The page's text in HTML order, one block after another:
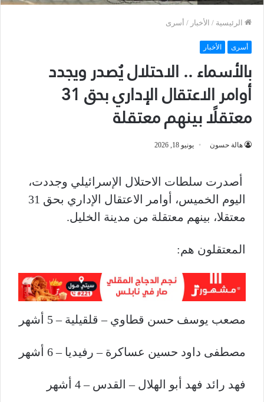
الرئيسية / الأخبار / أسرى
أسرى الأخبار
بالأسماء .. الاحتلال يُصدر ويجدد
أوامر الاعتقال الإداري بحق 31
معتقلًا بينهم معتقلة
هالة حسون يونيو 18, 2026
أصدرت سلطات الاحتلال الإسرائيلي وجددت،
اليوم الخميس، أوامر الاعتقال الإداري بحق 31
معتقلا، بينهم معتقلة من مدينة الخليل.
المعتقلون هم:
مصعب يوسف حسن قطاوي – قلقيلية – 5 أشهر
مصطفى داود حسين عساكرة – رفيديا – 6 أشهر
فهد رائد فهد أبو الهلال – القدس – 4 أشهر